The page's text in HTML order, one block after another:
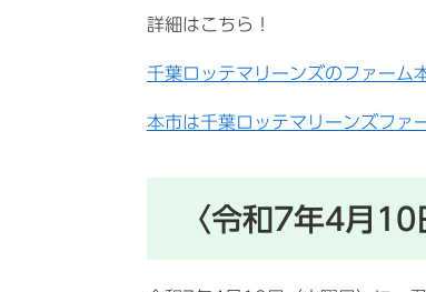
詳細はこちら！
千葉ロッテマリーンズのファーム
本市は千葉ロッテマリーンズファ
〈令和7年4月10